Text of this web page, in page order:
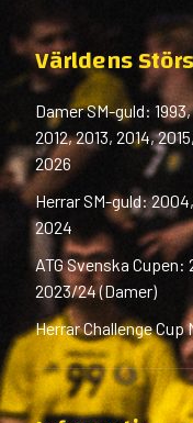
Världens
Damer SM-guld:
2012, 2013, 2014,
2026
Herrar SM-guld: 2004,
2024
ATG Svenska Cupen:
2023/24 (Damer)
Herrar Challenge Cup